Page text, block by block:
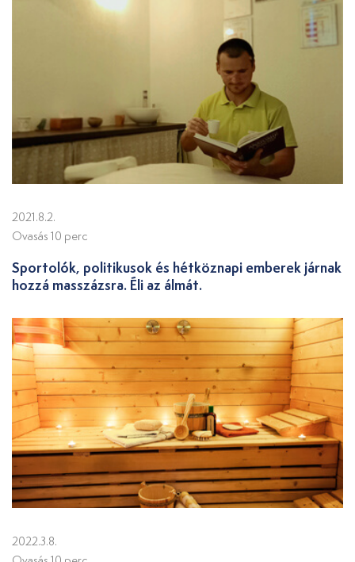
2021.8.2.
Ovasás 10 perc
Sportolók, politikusok és hétköznapi emberek járnak
hozzá masszázsra. Éli az álmát.
2022.3.8.